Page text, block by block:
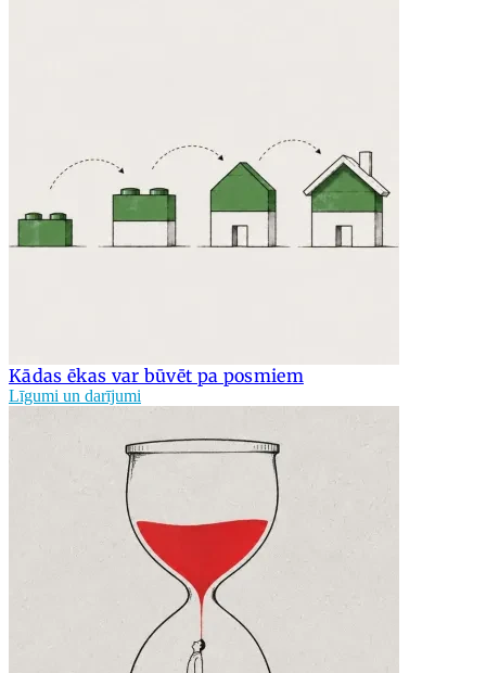
Kādas ēkas var būvēt pa posmiem
Līgumi un darījumi